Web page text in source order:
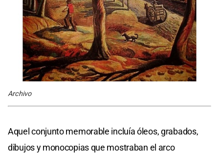
Archivo
Aquel conjunto memorable incluía óleos, grabados,
dibujos y monocopias que mostraban el arco